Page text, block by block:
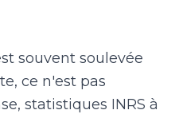
souvent soulevée
ce n'est pas
statistiques INRS à